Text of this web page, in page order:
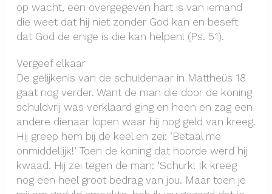
op wacht, een overgegeven hart is van iemand
die weet dat hij niet zonder God kan en beseft
dat God de enige is die kan helpen! (Ps. 51).
Vergeef elkaar
De gelijkenis van de schuldenaar in Mattheüs 18
gaat nog verder. Want de man die door de koning
schuldvrij was verklaard ging en heen en zag een
andere dienaar lopen waar hij nog geld van kreeg.
Hij greep hem bij de keel en zei: ‘Betaal me
onmiddellijk!’ Toen de koning dat hoorde werd hij
kwaad. Hij zei tegen de man: ‘Schurk! Ik kreeg
nog een heel groot bedrag van jou. Maar toen je